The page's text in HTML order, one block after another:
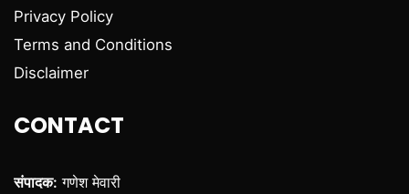
Privacy Policy
Terms and Conditions
Disclaimer
CONTACT
संपादक: गणेश मेवारी